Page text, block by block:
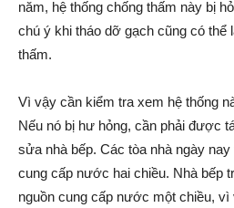
năm, hệ thống chống thấm này bị
chú ý khi tháo dỡ gạch cũng có thể
thấm.
Vì vậy cần kiểm tra xem hệ thống
Nếu nó bị hư hỏng, cần phải được
sửa nhà bếp. Các tòa nhà ngày
cung cấp nước hai chiều. Nhà bếp
nguồn cung cấp nước một chiều, vì